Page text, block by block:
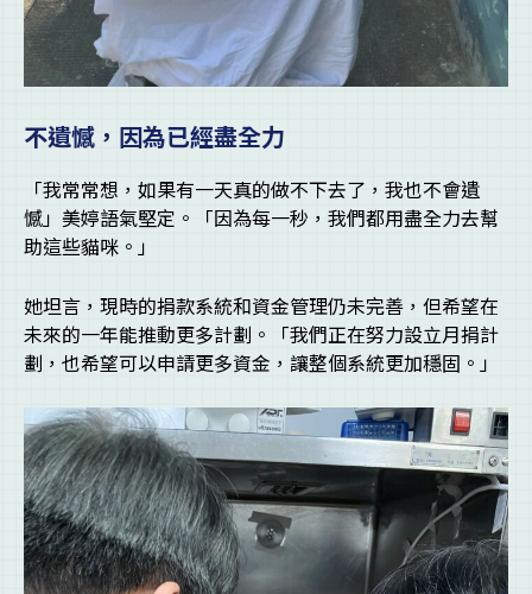
不遺憾，因為已經盡全力
「我常常想，如果有一天真的做不下去了，我也不會遺
憾」美婷語氣堅定。「因為每一秒，我們都用盡全力去幫
助這些貓咪。」
她坦言，現時的捐款系統和資金管理仍未完善，但希望在
未來的一年能推動更多計劃。「我們正在努力設立月捐計
劃，也希望可以申請更多資金，讓整個系統更加穩固。」